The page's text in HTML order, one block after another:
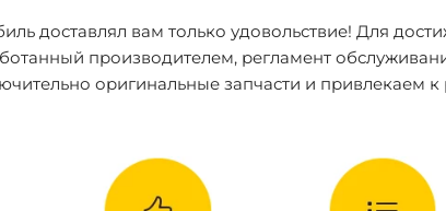
доставлял вам только удовольствие! Для
производителем, регламент
оригинальные запчасти и привлекаем к